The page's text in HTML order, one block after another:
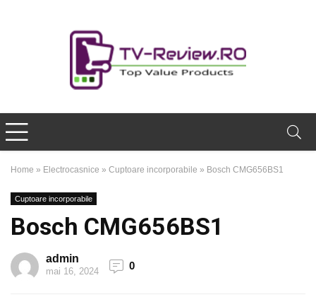
Home » Electrocasnice » Cuptoare incorporabile » Bosch CMG656BS1
Cuptoare incorporabile
Bosch CMG656BS1
admin
mai 16, 2024 0